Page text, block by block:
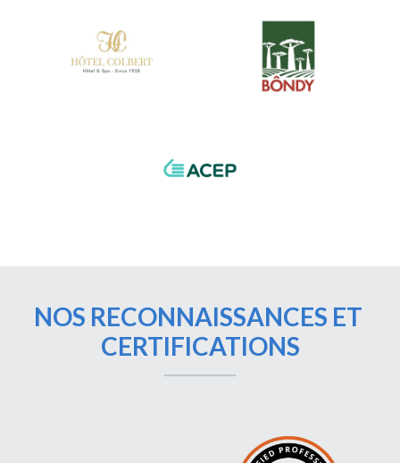
NOS RECONNAISSANCES ET
CERTIFICATIONS